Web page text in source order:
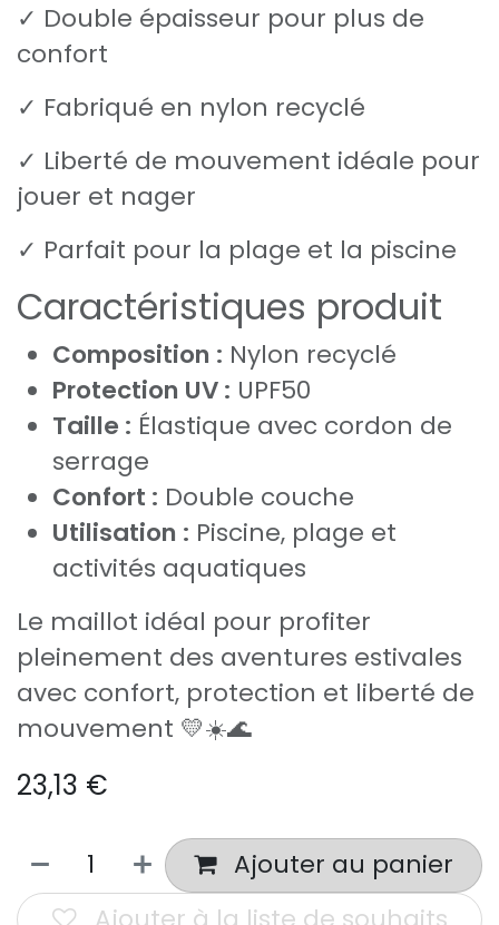
✓ Double épaisseur pour plus de
confort
✓ Fabriqué en nylon recyclé
✓ Liberté de mouvement idéale pour
jouer et nager
✓ Parfait pour la plage et la piscine
Caractéristiques produit
Composition : Nylon recyclé
Protection UV : UPF50
Taille : Élastique avec cordon de
serrage
Confort : Double couche
Utilisation : Piscine, plage et
activités aquatiques
Le maillot idéal pour profiter
pleinement des aventures estivales
avec confort, protection et liberté de
mouvement 💛☀️🌊
23,13 €
Ajouter au panier